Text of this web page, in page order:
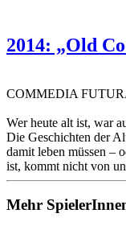
2014: „Old
COMMEDIA
Wer heute alt ist, war
Die Geschichten der
damit leben müssen –
ist, kommt nicht von
Mehr